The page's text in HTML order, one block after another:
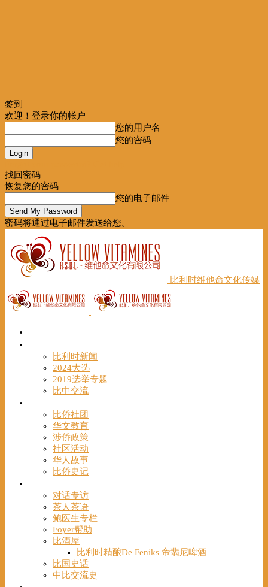
签到
欢迎！登录你的帐户
您的用户名
您的密码
找回密码
恢复您的密码
您的电子邮件
密码将通过电子邮件发送给您。
比利时维他命文化传媒
比利时新闻
2024大选
2019选举专题
比中交流
比侨社团
华文教育
涉侨政策
社区活动
华人故事
比侨史记
对话专访
茶人茶语
鲍医生专栏
Foyer帮助
比酒屋
比利时精酿De Feniks 帝翡尼啤酒
比国史话
中比交流史